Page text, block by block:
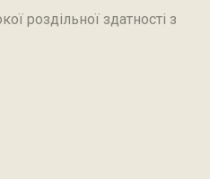
роздільної здатності з